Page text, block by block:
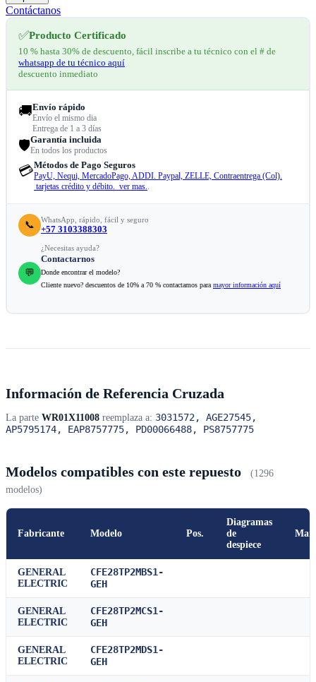
Contáctanos
✅Producto Certificado
10 % hasta 30% de descuento, fácil inscribe a tu técnico con el # de
whatsapp de tu técnico aquí
descuento inmediato
🚚Envío rápido
Envío el mismo dia
Entrega de 1 a 3 días
🛡️Garantía incluida
En todos los productos
💳Métodos de Pago Seguros
PayU, Nequi, MercadoPago, ADDI. Paypal, ZELLE, Contraentrega (Col).
tarjetas crédito y débito. ver mas..
📞 WhatsApp, rápido, fácil y seguro
+57 3103388303
💬
¿Necesitas ayuda?
Contactarnos
Donde encontrar el modelo?
Cliente nuevo? descuentos de 10% a 70 % contactamos para mayor información aquí
Información de Referencia Cruzada
La parte WR01X11008 reemplaza a: 3031572, AGE27545,
AP5795174, EAP8757775, PD00066488, PS8757775
Modelos compatibles con este repuesto
(1296
modelos)
Fabricante Modelo Pos.
Diagramas
de
despiece
GENERAL
ELECTRIC
CFE28TP2MBS1-
GEH
GENERAL
ELECTRIC
CFE28TP2MCS1-
GEH
GENERAL
ELECTRIC
CFE28TP2MDS1-
GEH